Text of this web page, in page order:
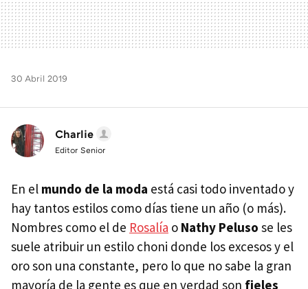
30 Abril 2019
Charlie
Editor Senior
En el mundo de la moda está casi todo inventado y
hay tantos estilos como días tiene un año (o más).
Nombres como el de Rosalía o Nathy Peluso se les
suele atribuir un estilo choni donde los excesos y el
oro son una constante, pero lo que no sabe la gran
mayoría de la gente es que en verdad son fieles